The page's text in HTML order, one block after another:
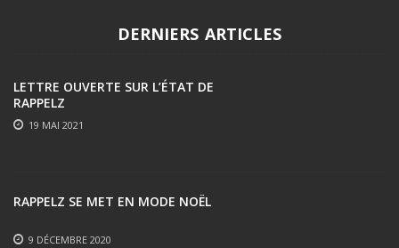
DERNIERS ARTICLES
LETTRE OUVERTE SUR L’ÉTAT DE
RAPPELZ
19 MAI 2021
RAPPELZ SE MET EN MODE NOËL
9 DÉCEMBRE 2020